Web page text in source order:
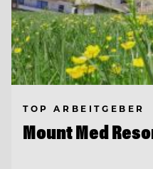
TOP ARBEITGEBER
Mount Med